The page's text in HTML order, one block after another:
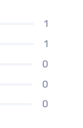
1
1
0
0
0